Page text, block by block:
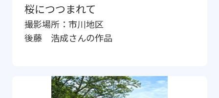
桜につつまれて
撮影場所： 市川地区
後藤 浩成さんの作品